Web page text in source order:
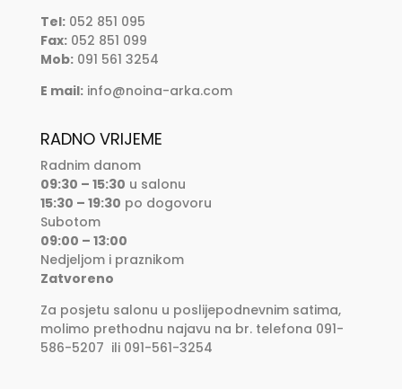
Tel:052 851 095
Fax:052 851 099
Mob:091 561 3254
E mail: info@noina-arka.com
RADNO VRIJEME
Radnim danom
09:30 – 15:30 u salonu
15:30 – 19:30 po dogovoru
Subotom
09:00 – 13:00
Nedjeljom i praznikom
Zatvoreno
Za posjetu salonu u poslijepodnevnim satima,
molimo prethodnu najavu na br. telefona 091-
586-5207 ili 091-561-3254